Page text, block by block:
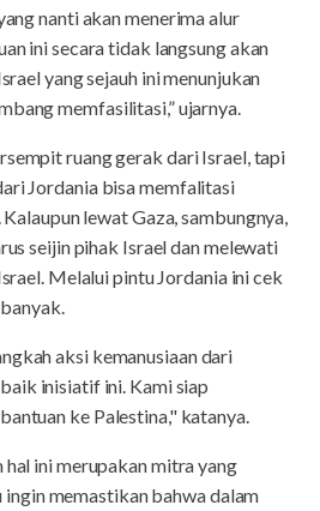
nanti akan menerima alur
ini secara tidak langsung akan
yang sejauh ini menunjukan
memfasilitasi,” ujarnya.
ruang gerak dari Israel, tapi
Jordania bisa memfalitasi
lewat Gaza, sambungnya,
seijin pihak Israel dan melewati
Melalui pintu Jordania ini cek
aksi kemanusiaan dari
inisiatif ini. Kami siap
ke Palestina," katanya.
hal ini merupakan mitra yang
memastikan bahwa dalam